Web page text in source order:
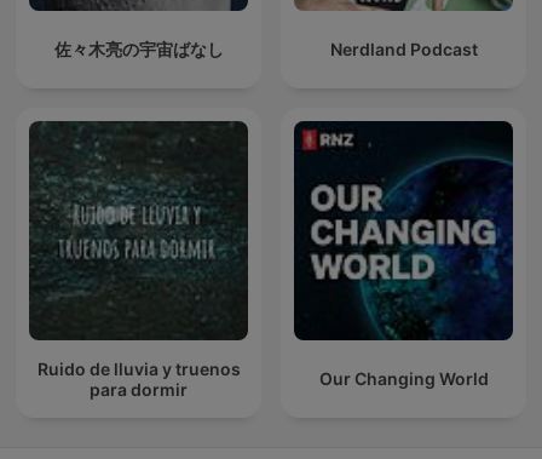
佐々木亮の宇宙ばなし Nerdland Podcast
Ruido de lluvia y truenos
para dormir
Our Changing World